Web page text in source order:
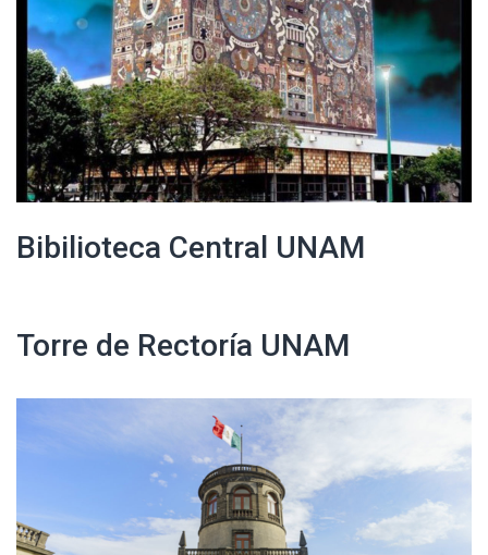
Bibilioteca Central UNAM
Torre de Rectoría UNAM